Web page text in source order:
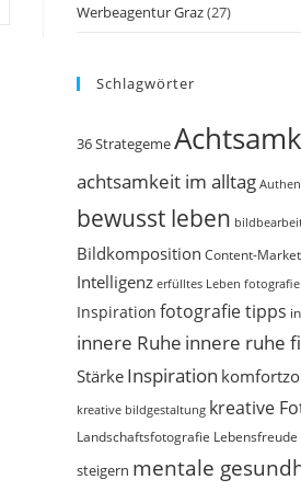
Werbeagentur Graz(27)
Schlagwörter
36 Strategeme
achtsamkeit im alltag
bewusst leben
Bildkomposition Content-
Intelligenz erfülltes Leben fotografie
Inspiration fotografie tipps
innere Ruhe innere ruhe
Stärke Inspiration
kreative bildgestaltung kreative
Landschaftsfotografie Lebensfreude
steigern mentale